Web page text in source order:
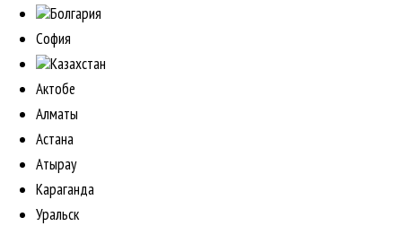
Болгария
София
Казахстан
Актобе
Алматы
Астана
Атырау
Караганда
Уральск